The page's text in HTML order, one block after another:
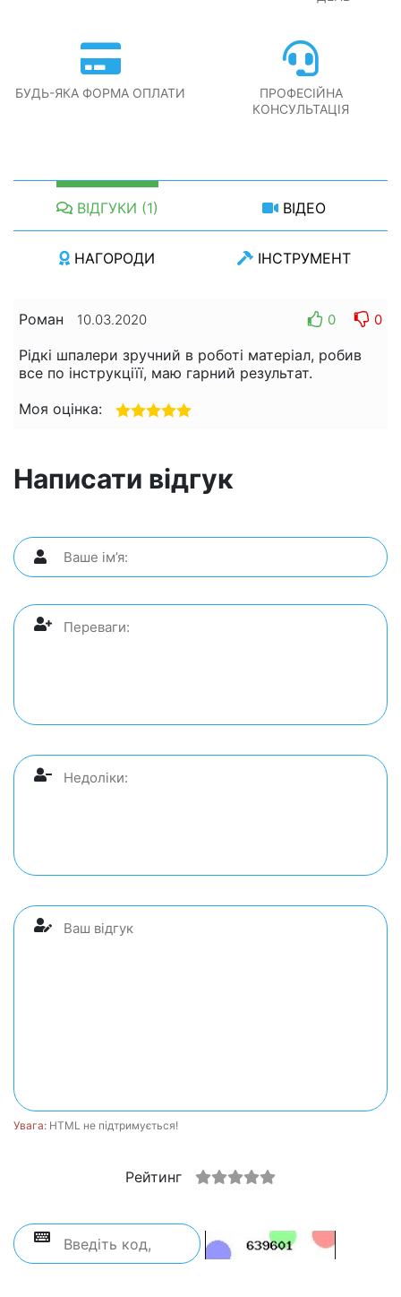
БУДЬ-ЯКА ФОРМА ОПЛАТИ
ПРОФЕСІЙНА
КОНСУЛЬТАЦІЯ
ВІДГУКИ (1) ВІДЕО
НАГОРОДИ ІНСТРУМЕНТ
Роман 10.03.2020 0 0
Рідкі шпалери зручний в роботі матеріал, робив
все по інструкціїї, маю гарний результат.
Моя оцінка:
Написати відгук
Увага: HTML не підтримується!
Рейтинг